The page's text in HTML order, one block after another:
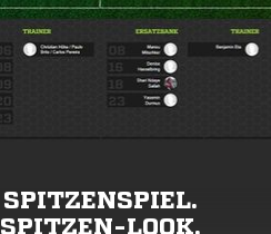
SPITZENSPIEL.
SPITZEN-LOOK.